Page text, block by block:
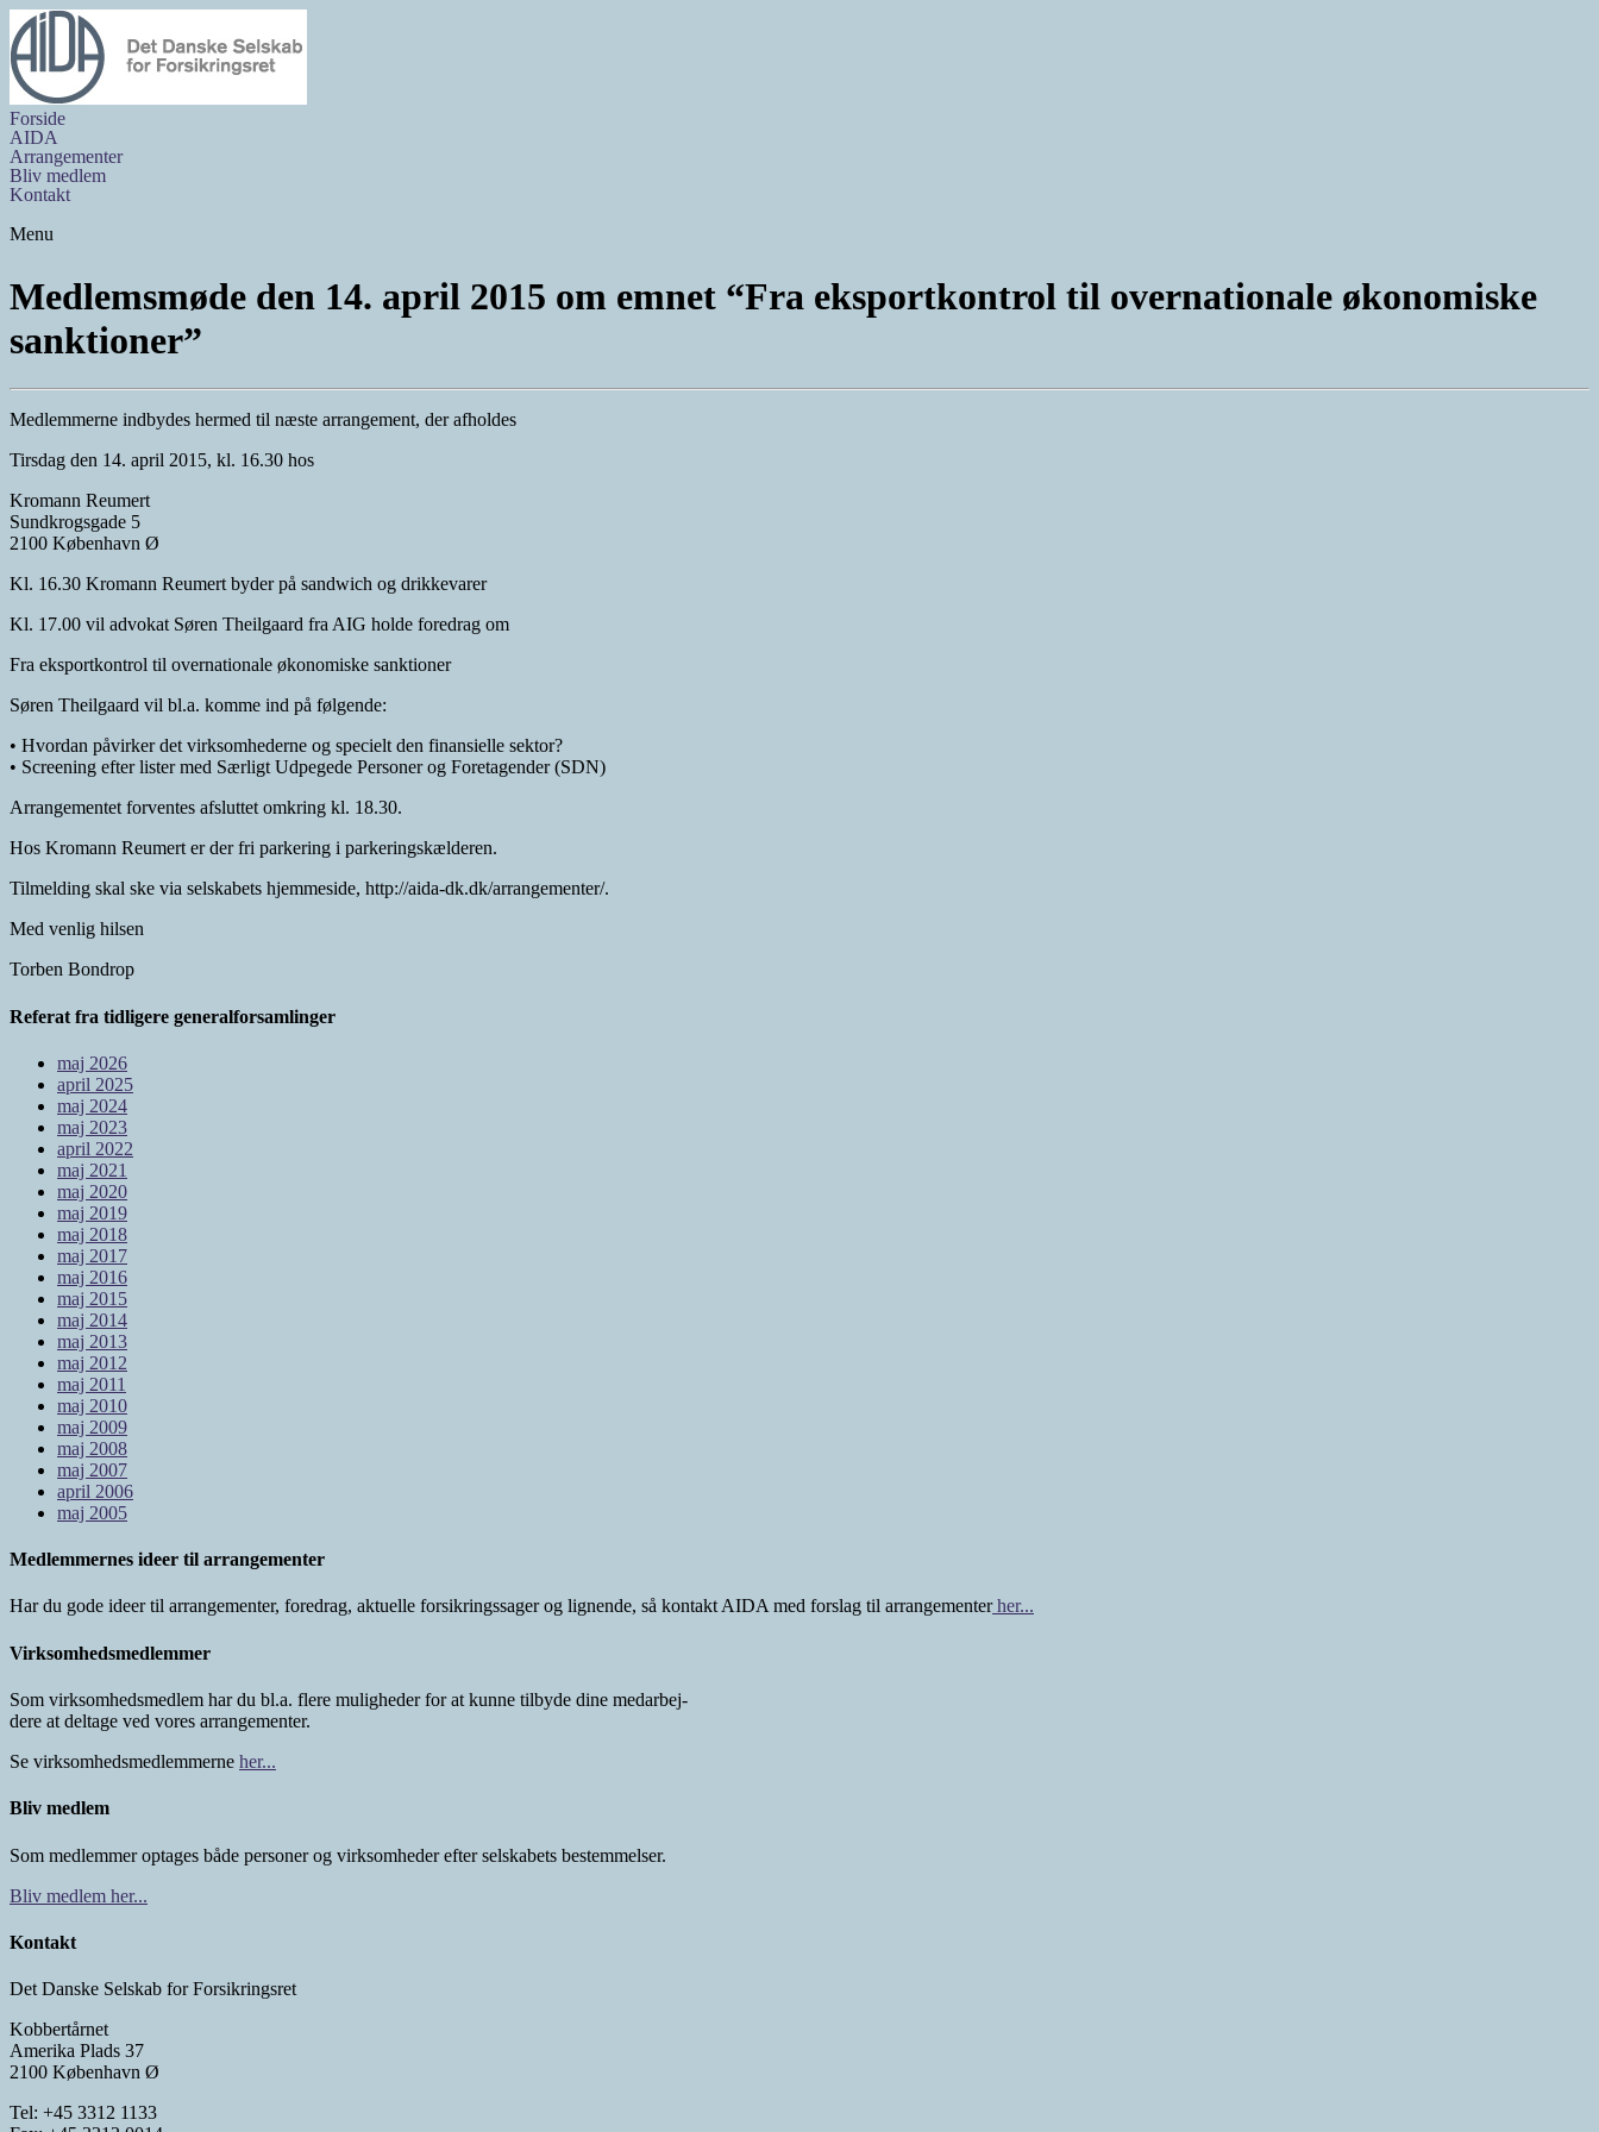
Forside
AIDA
Arrangementer
Bliv medlem
Kontakt
Menu
Medlemsmøde den 14. april 2015 om emnet “Fra eksportkontrol til overnationale økonomiske
sanktioner”
Medlemmerne indbydes hermed til næste arrangement, der afholdes
Tirsdag den 14. april 2015, kl. 16.30 hos
Kromann Reumert
Sundkrogsgade 5
2100 København Ø
Kl. 16.30 Kromann Reumert byder på sandwich og drikkevarer
Kl. 17.00 vil advokat Søren Theilgaard fra AIG holde foredrag om
Fra eksportkontrol til overnationale økonomiske sanktioner
Søren Theilgaard vil bl.a. komme ind på følgende:
• Hvordan påvirker det virksomhederne og specielt den finansielle sektor?
• Screening efter lister med Særligt Udpegede Personer og Foretagender (SDN)
Arrangementet forventes afsluttet omkring kl. 18.30.
Hos Kromann Reumert er der fri parkering i parkeringskælderen.
Tilmelding skal ske via selskabets hjemmeside, http://aida-dk.dk/arrangementer/.
Med venlig hilsen
Torben Bondrop
Referat fra tidligere generalforsamlinger
maj 2026
april 2025
maj 2024
maj 2023
april 2022
maj 2021
maj 2020
maj 2019
maj 2018
maj 2017
maj 2016
maj 2015
maj 2014
maj 2013
maj 2012
maj 2011
maj 2010
maj 2009
maj 2008
maj 2007
april 2006
maj 2005
Medlemmernes ideer til arrangementer
Har du gode ideer til arrangementer, foredrag, aktuelle forsikringssager og lignende, så kontakt AIDA med forslag til arrangementerher...
Virksomhedsmedlemmer
Som virksomhedsmedlem har du bl.a. flere muligheder for at kunne tilbyde dine medarbej-
dere at deltage ved vores arrangementer.
Se virksomhedsmedlemmerne her...
Bliv medlem
Som medlemmer optages både personer og virksomheder efter selskabets bestemmelser.
Bliv medlem her...
Kontakt
Det Danske Selskab for Forsikringsret
Kobbertårnet
Amerika Plads 37
2100 København Ø
Tel: +45 3312 1133